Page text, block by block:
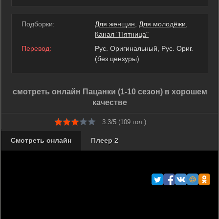
Подборки: Для женщин Для молодёжи
Канал "Пятница"
Перевод:
Рус. Оригинальный, Рус. Ориг.
(без цензуры)
смотреть онлайн Пацанки (1-10 сезон) в хорошем
качестве
3.3/5 (109гол.)
Смотреть онлайн Плеер 2